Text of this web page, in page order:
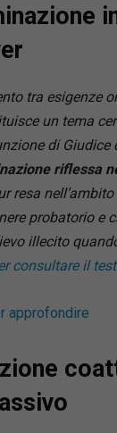
tra esigenze
un tema
di
riflessa
resa
probatorio
illecito
consultare il
approfondire